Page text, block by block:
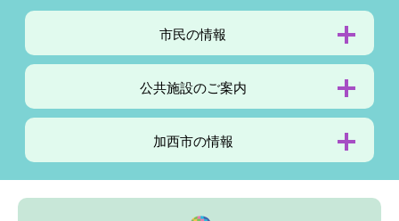
市民の情報
公共施設のご案内
加西市の情報